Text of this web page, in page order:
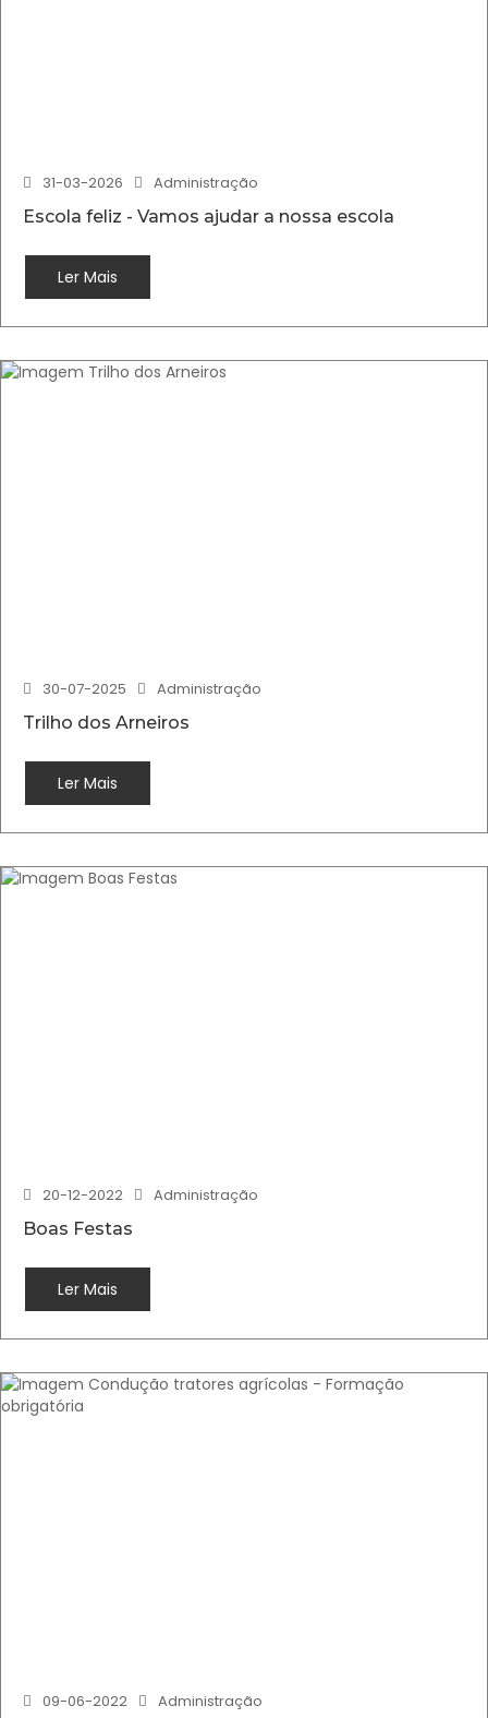
31-03-2026
Administração
Escola feliz - Vamos ajudar a nossa escola
Ler Mais
30-07-2025
Administração
Trilho dos Arneiros
Ler Mais
20-12-2022
Administração
Boas Festas
Ler Mais
09-06-2022 Administração